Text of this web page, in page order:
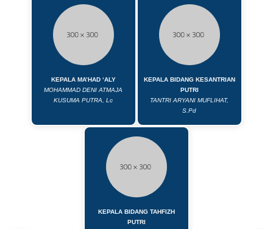
KEPALA MA’HAD ‘ALY
MOHAMMAD DENI ATMAJA
KUSUMA PUTRA, Lc
KEPALA BIDANG KESANTRIAN
PUTRI
TANTRI ARYANI MUFLIHAT,
S.Pd
KEPALA BIDANG TAHFIZH
PUTRI